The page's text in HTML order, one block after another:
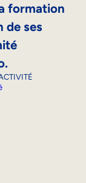
formation
de ses